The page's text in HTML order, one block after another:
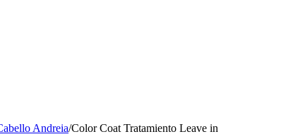
Andreia/Color Coat Tratamiento Leave in